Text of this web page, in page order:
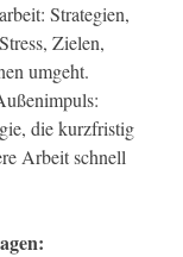
Strategien,
Zielen,
umgeht.
die kurzfristig
Arbeit schnell